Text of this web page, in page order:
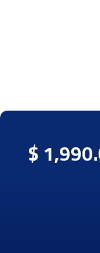
$